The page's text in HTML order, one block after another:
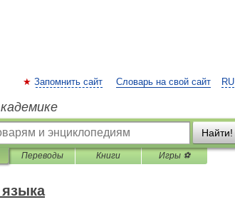
RU
Запомнить сайт Словарь на свой сайт
Найти!
Переводы Книги Игры ⚽
языка